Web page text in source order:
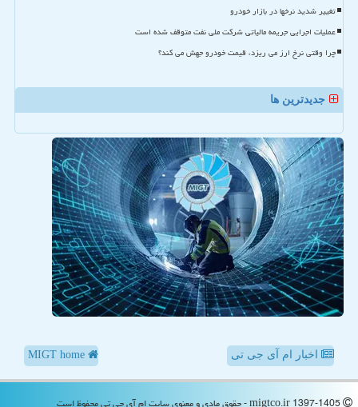
تغییر شدید نرخها در بازار خودرو
عملیات اجرایی جریمه مالیاتی شرکت ملی نفت متوقف شده است
چرا وقتی نرخ ارز می ریزد، قیمت خودرو جهش می کند؟
جدیدترین ها
اخبار ام آی جی تی